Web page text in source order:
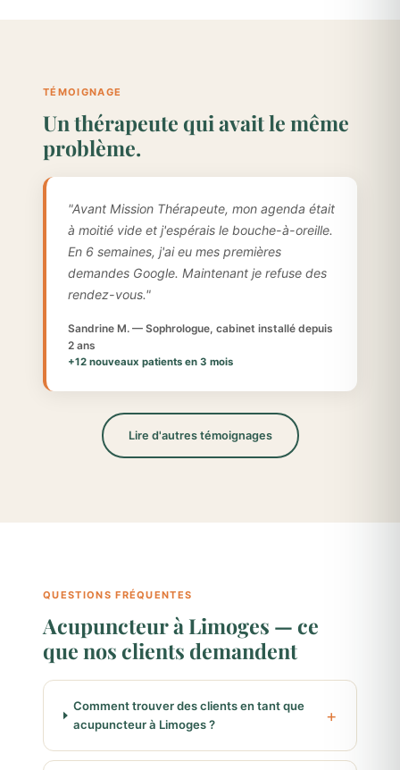
TÉMOIGNAGE
Un thérapeute qui avait le même
problème.
"Avant Mission Thérapeute, mon agenda était
à moitié vide et j'espérais le bouche-à-oreille.
En 6 semaines, j'ai eu mes premières
demandes Google. Maintenant je refuse des
rendez-vous."
Sandrine M. — Sophrologue, cabinet installé depuis
2 ans
+12 nouveaux patients en 3 mois
Lire d'autres témoignages
QUESTIONS FRÉQUENTES
Acupuncteur à Limoges — ce
que nos clients demandent
Comment trouver des clients en tant que
acupuncteur à Limoges ?